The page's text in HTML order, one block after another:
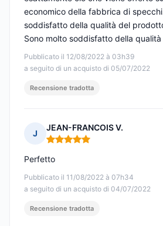
Pubblicato il 12/08/2022 à 03h39
a seguito di un acquisto di 05/07/2022
economico della fabbrica di
soddisfatto della qualità del
Sono molto soddisfatto della
Recensione tradotta
J
JEAN-FRANCOIS V.
Nota: 5 su 5
Pubblicato il 11/08/2022 à 07h34
a seguito di un acquisto di 04/07/2022
Perfetto
Recensione tradotta